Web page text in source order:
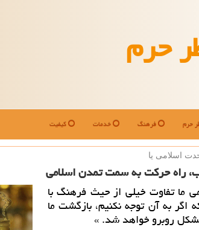
حرم
حرم فرهنگ خدمات کیفیت
اسلامی یا
راه حركت به سمت تمدن اسلامی
ما تفاوت خیلی از حیث فرهنگ با
اگر به آن توجه نكنیم، بازگشت ما
روبرو خواهد شد. »